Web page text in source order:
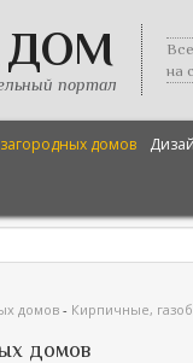
ДОМ
портал
на
домов
домов- Кирпичные,
домов